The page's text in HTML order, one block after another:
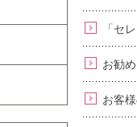
「セ
お勧
お客